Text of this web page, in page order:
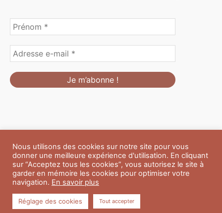
Formulaire de personnalisation Contact
Boutique
Blog
CGV
Mentions Légales
Politique de confidentialité
A propos
Copyright © 2026 Du Soleil et des Paillettes
Nous utilisons des cookies sur notre site pour vous
donner une meilleure expérience d'utilisation. En cliquant
sur “Acceptez tous les cookies”, vous autorisez le site à
garder en mémoire les cookies pour optimiser votre
navigation. En savoir plus
Réglage des cookies Tout accepter